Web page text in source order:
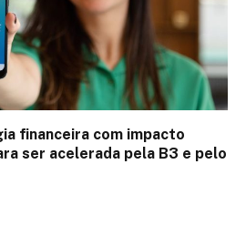
financeira com impacto
ser acelerada pela B3 e pelo